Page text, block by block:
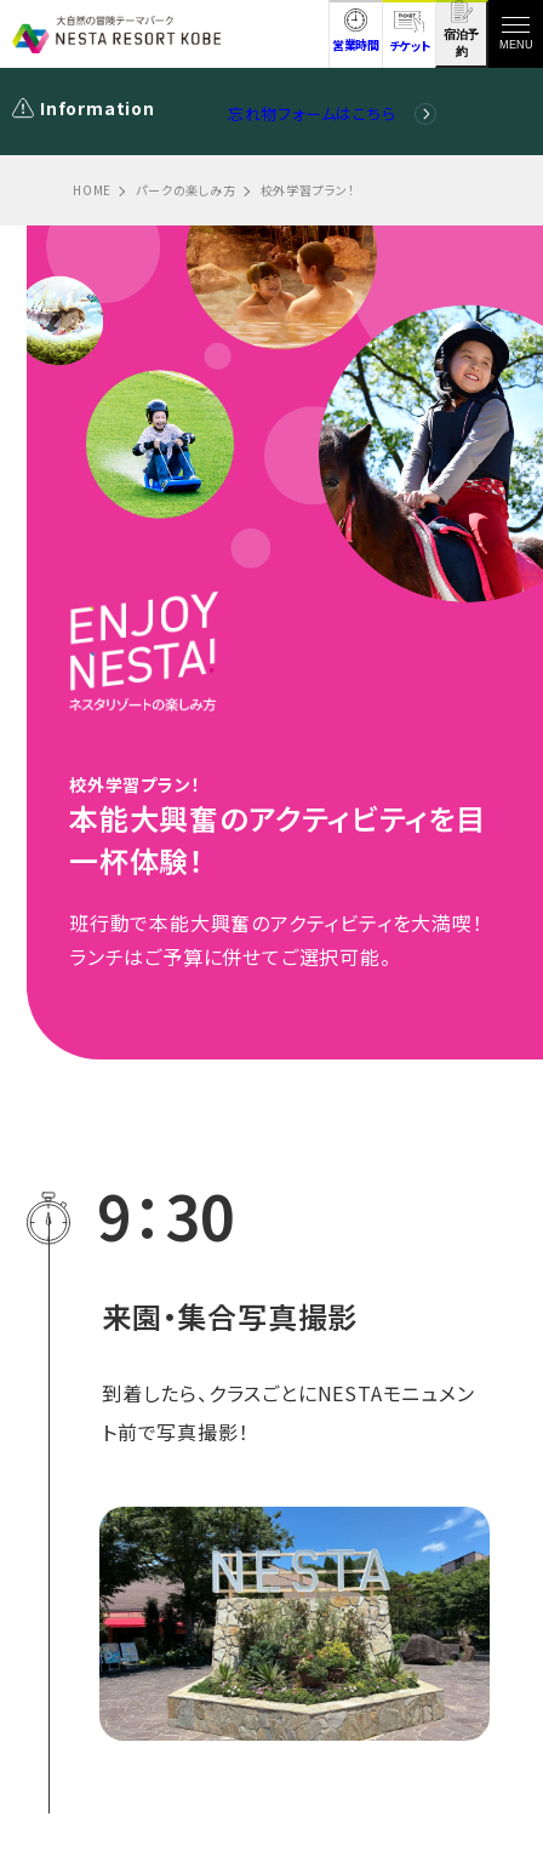
営業時間 チケット
宿泊予
約
MENU
Information 忘れ物フォームはこちら
HOME パークの楽しみ方 校外学習プラン！
校外学習プラン！
本能大興奮のアクティビティを目
一杯体験！
班行動で本能大興奮のアクティビティを大満喫！
ランチはご予算に併せてご選択可能。
9：30
来園・集合写真撮影
到着したら、クラスごとにNESTAモニュメン
ト前で写真撮影！